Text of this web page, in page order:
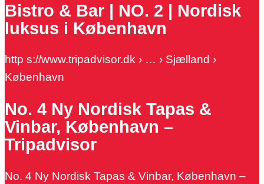
Bistro & Bar | NO. 2 | Nordisk
luksus i København
http s://www.tripadvisor.dk › … › Sjælland ›
København
No. 4 Ny Nordisk Tapas &
Vinbar, København –
Tripadvisor
No. 4 Ny Nordisk Tapas & Vinbar, København –